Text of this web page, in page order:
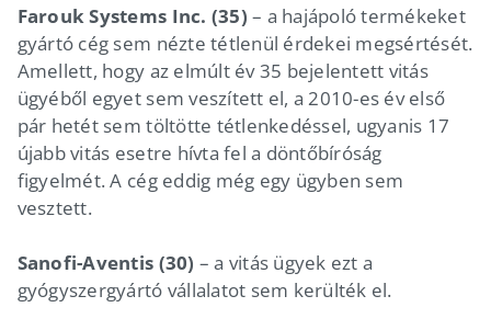
Farouk Systems Inc. (35) – a hajápoló termékeket
gyártó cég sem nézte tétlenül érdekei megsértését.
Amellett, hogy az elmúlt év 35 bejelentett vitás
ügyéből egyet sem veszített el, a 2010-es év első
pár hetét sem töltötte tétlenkedéssel, ugyanis 17
újabb vitás esetre hívta fel a döntőbíróság
figyelmét. A cég eddig még egy ügyben sem
vesztett.
Sanofi-Aventis (30) – a vitás ügyek ezt a
gyógyszergyártó vállalatot sem kerülték el.